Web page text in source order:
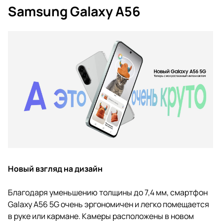
Samsung Galaxy A56
Новый взгляд на дизайн
Благодаря уменьшению толщины до 7,4 мм, смартфон
Galaxy A56 5G очень эргономичен и легко помещается
в руке или кармане. Камеры расположены в новом